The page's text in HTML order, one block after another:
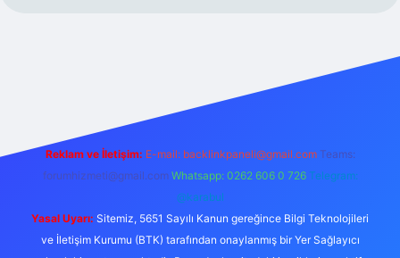
Reklam ve İletişim: E-mail: backlinkpaneli@gmail.com Teams:
forumhizmeti@gmail.com Whatsapp: 0262 606 0 726 Telegram:
@karabul
Yasal Uyarı: Sitemiz, 5651 Sayılı Kanun gereğince Bilgi Teknolojileri
ve İletişim Kurumu (BTK) tarafından onaylanmış bir Yer Sağlayıcı